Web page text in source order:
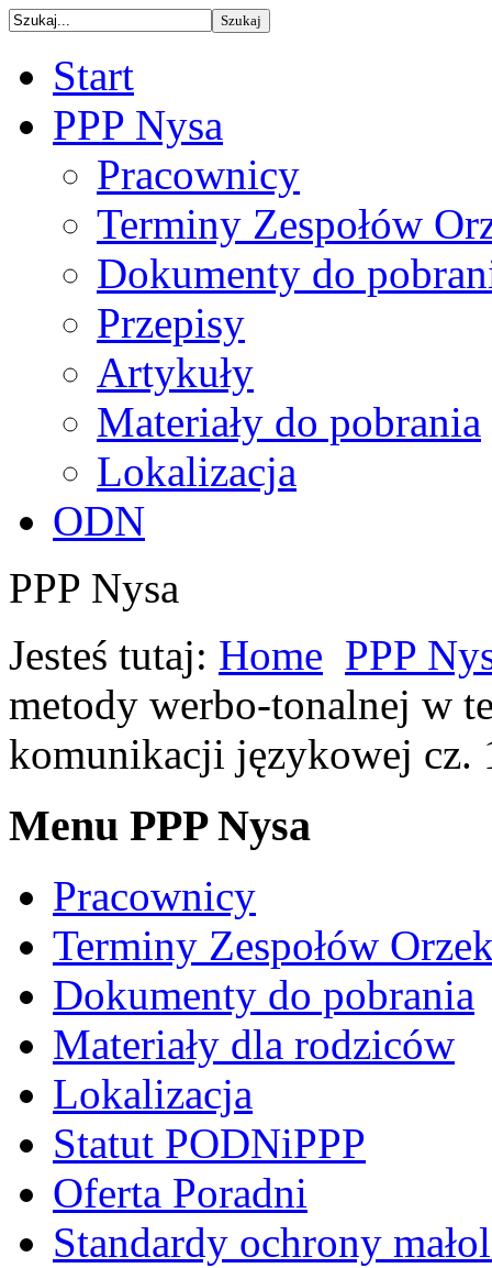
Start
PPP Nysa
Pracownicy
Terminy Zespołów
Dokumenty do
Przepisy
Artykuły
Materiały do pobrania
Lokalizacja
ODN
PPP Nysa
Jesteś tutaj: Home PPP
metody werbo-tonalnej w
komunikacji językowej cz.
Menu PPP Nysa
Pracownicy
Terminy Zespołów
Dokumenty do pobrania
Materiały dla rodziców
Lokalizacja
Statut PODNiPPP
Oferta Poradni
Standardy ochrony